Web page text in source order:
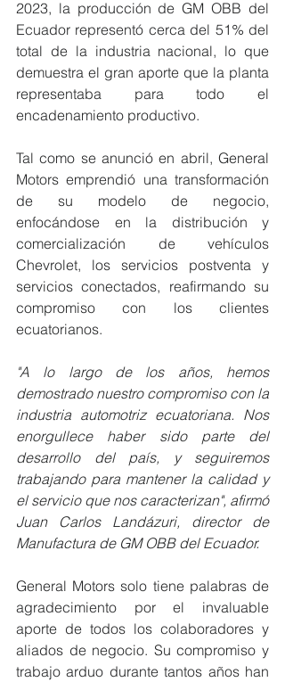
2023, la producción de GM OBB del
Ecuador representó cerca del 51% del
total de la industria nacional, lo que
demuestra el gran aporte que la planta
representaba para todo el
encadenamiento productivo.
Tal como se anunció en abril, General
Motors emprendió una transformación
de su modelo de negocio,
enfocándose en la distribución y
comercialización de vehículos
Chevrolet, los servicios postventa y
servicios conectados, reafirmando su
compromiso con los clientes
ecuatorianos.
"A lo largo de los años, hemos
demostrado nuestro compromiso con la
industria automotriz ecuatoriana. Nos
enorgullece haber sido parte del
desarrollo del país, y seguiremos
trabajando para mantener la calidad y
el servicio que nos caracterizan", afirmó
Juan Carlos Landázuri, director de
Manufactura de GM OBB del Ecuador.
General Motors solo tiene palabras de
agradecimiento por el invaluable
aporte de todos los colaboradores y
aliados de negocio. Su compromiso y
trabajo arduo durante tantos años han